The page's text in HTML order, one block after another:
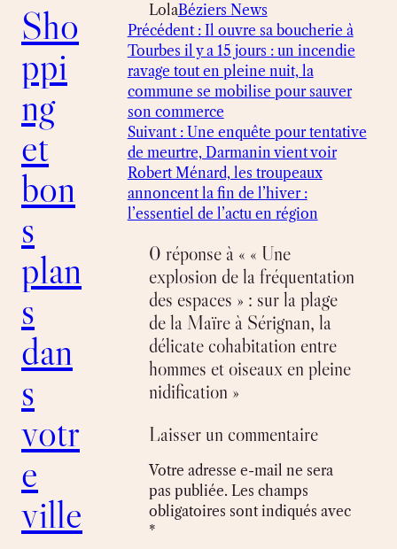
Sho
ppi
ng
et
bon
s
plan
s
dan
s
votr
e
ville
LolaBéziers News
Précédent : Il ouvre sa boucherie à
Tourbes il y a 15 jours : un incendie
ravage tout en pleine nuit, la
commune se mobilise pour sauver
son commerce
Suivant : Une enquête pour tentative
de meurtre, Darmanin vient voir
Robert Ménard, les troupeaux
annoncent la fin de l’hiver :
l’essentiel de l’actu en région
0 réponse à « « Une
explosion de la fréquentation
des espaces » : sur la plage
de la Maïre à Sérignan, la
délicate cohabitation entre
hommes et oiseaux en pleine
nidification »
Laisser un commentaire
Votre adresse e-mail ne sera
pas publiée. Les champs
obligatoires sont indiqués avec
*